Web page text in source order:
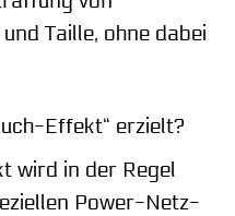
Taille, ohne dabei
Effekt“ erzielt?
wird in der Regel
Power-Netz-